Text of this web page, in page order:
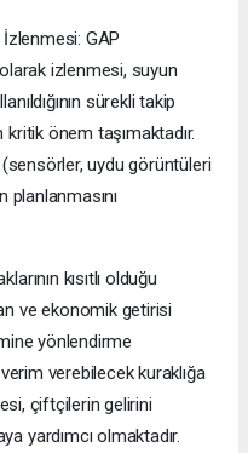
İzlenmesi: GAP
izlenmesi, suyun
sürekli takip
önem taşımaktadır.
uydu görüntüleri
planlanmasını
kısıtlı olduğu
ve ekonomik getirisi
yönlendirme
verebilecek kuraklığa
çiftçilerin gelirini
yardımcı olmaktadır.